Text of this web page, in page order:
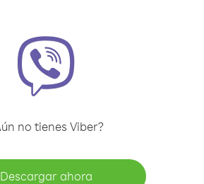
no tienes Viber?
Descargar ahora